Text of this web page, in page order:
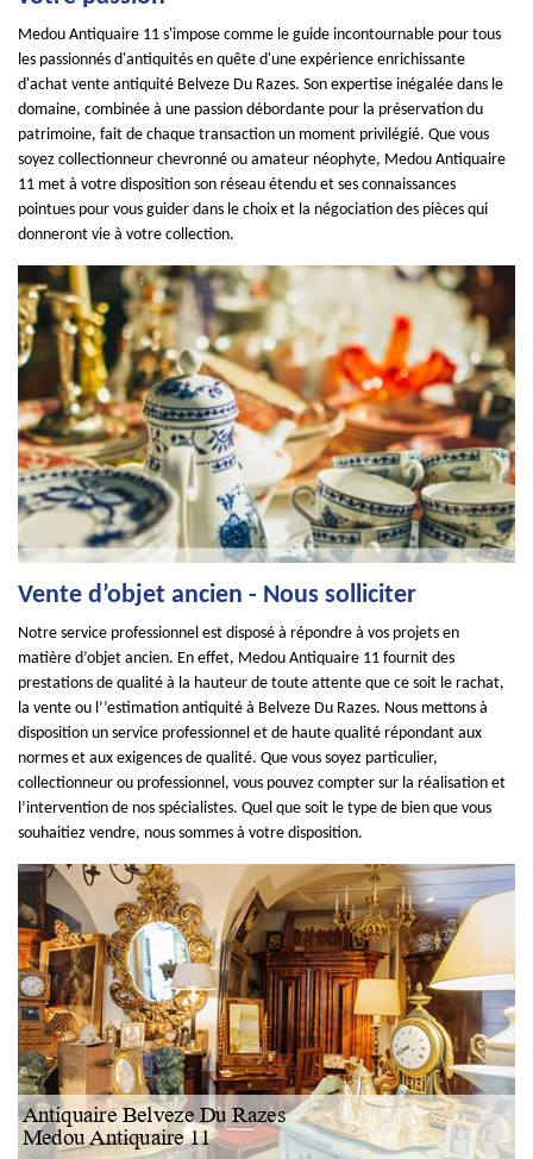
Medou Antiquaire 11 s'impose comme le guide incontournable pour tous
les passionnés d'antiquités en quête d'une expérience enrichissante
d'achat vente antiquité Belveze Du Razes. Son expertise inégalée dans le
domaine, combinée à une passion débordante pour la préservation du
patrimoine, fait de chaque transaction un moment privilégié. Que vous
soyez collectionneur chevronné ou amateur néophyte, Medou Antiquaire
11 met à votre disposition son réseau étendu et ses connaissances
pointues pour vous guider dans le choix et la négociation des pièces qui
donneront vie à votre collection.
Vente d’objet ancien - Nous solliciter
Notre service professionnel est disposé à répondre à vos projets en
matière d’objet ancien. En effet, Medou Antiquaire 11 fournit des
prestations de qualité à la hauteur de toute attente que ce soit le rachat,
la vente ou l’’estimation antiquité à Belveze Du Razes. Nous mettons à
disposition un service professionnel et de haute qualité répondant aux
normes et aux exigences de qualité. Que vous soyez particulier,
collectionneur ou professionnel, vous pouvez compter sur la réalisation et
l’intervention de nos spécialistes. Quel que soit le type de bien que vous
souhaitiez vendre, nous sommes à votre disposition.